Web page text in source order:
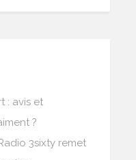
: avis et
?
3sixty remet